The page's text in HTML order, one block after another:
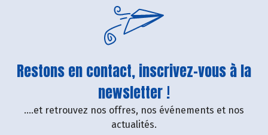
Restons en contact, inscrivez-vous à la
newsletter !
....et retrouvez nos offres, nos événements et nos
actualités.